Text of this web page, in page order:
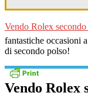
Vendo Rolex
fantastiche occasioni
di secondo polso!
Vendo Rolex